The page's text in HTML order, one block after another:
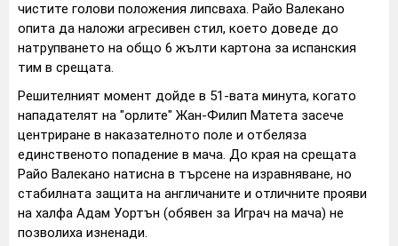
чистите голови положения липсваха. Райо Валекано
опита да наложи агресивен стил, което доведе до
натрупването на общо 6 жълти картона за испанския
тим в срещата.
Решителният момент дойде в 51-вата минута, когато
нападателят на "орлите" Жан-Филип Матета засече
центриране в наказателното поле и отбеляза
единственото попадение в мача. До края на срещата
Райо Валекано натисна в търсене на изравняване, но
стабилната защита на англичаните и отличните прояви
на халфа Адам Уортън (обявен за Играч на мача) не
позволиха изненади.